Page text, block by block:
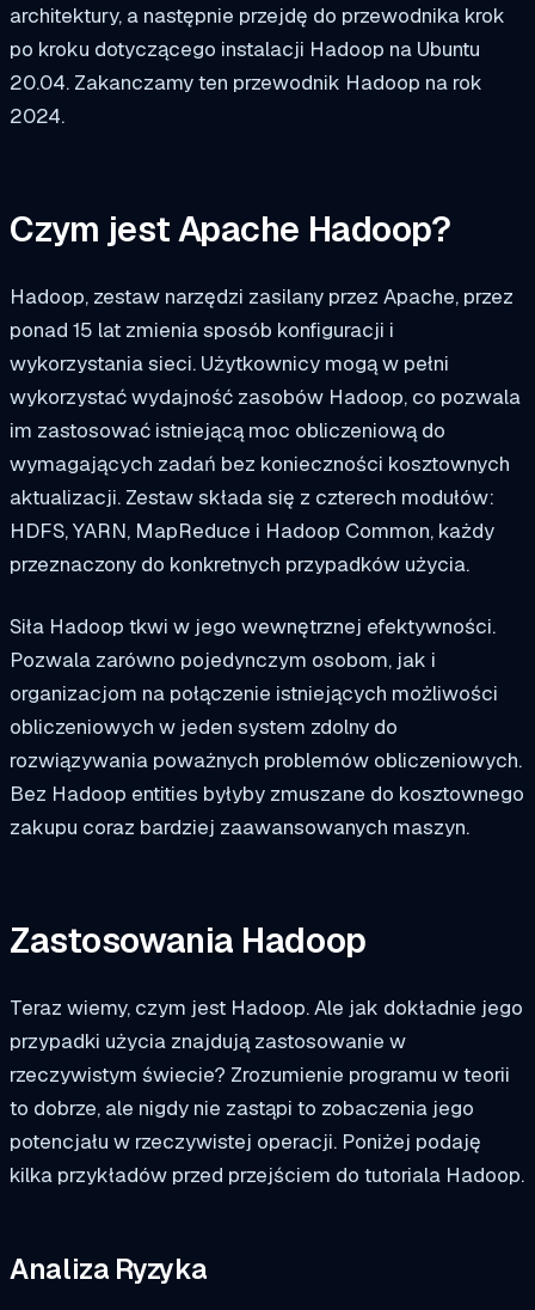
architektury, a następnie przejdę do przewodnika krok
po kroku dotyczącego instalacji Hadoop na Ubuntu
20.04. Zakanczamy ten przewodnik Hadoop na rok
2024.
Czym jest Apache Hadoop?
Hadoop, zestaw narzędzi zasilany przez Apache, przez
ponad 15 lat zmienia sposób konfiguracji i
wykorzystania sieci. Użytkownicy mogą w pełni
wykorzystać wydajność zasobów Hadoop, co pozwala
im zastosować istniejącą moc obliczeniową do
wymagających zadań bez konieczności kosztownych
aktualizacji. Zestaw składa się z czterech modułów:
HDFS, YARN, MapReduce i Hadoop Common, każdy
przeznaczony do konkretnych przypadków użycia.
Siła Hadoop tkwi w jego wewnętrznej efektywności.
Pozwala zarówno pojedynczym osobom, jak i
organizacjom na połączenie istniejących możliwości
obliczeniowych w jeden system zdolny do
rozwiązywania poważnych problemów obliczeniowych.
Bez Hadoop entities byłyby zmuszane do kosztownego
zakupu coraz bardziej zaawansowanych maszyn.
Zastosowania Hadoop
Teraz wiemy, czym jest Hadoop. Ale jak dokładnie jego
przypadki użycia znajdują zastosowanie w
rzeczywistym świecie? Zrozumienie programu w teorii
to dobrze, ale nigdy nie zastąpi to zobaczenia jego
potencjału w rzeczywistej operacji. Poniżej podaję
kilka przykładów przed przejściem do tutoriala Hadoop.
Analiza Ryzyka